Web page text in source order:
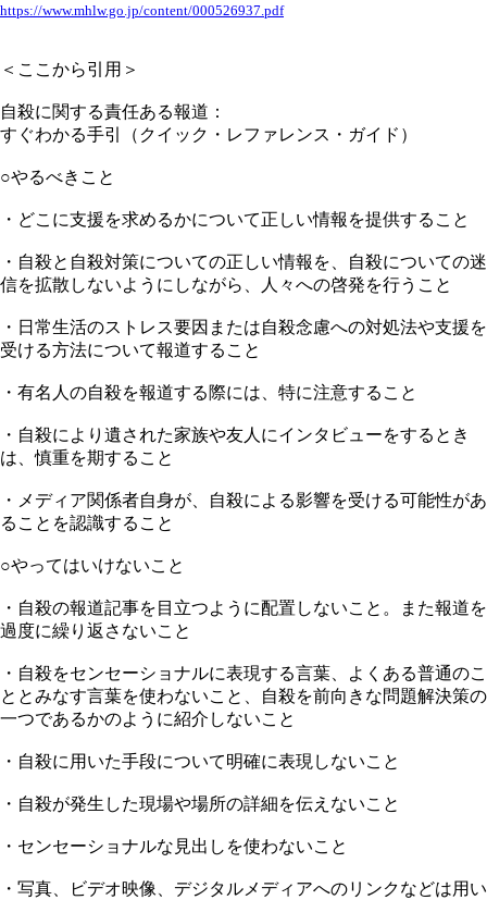
https://www.mhlw.go.jp/content/000526937.pdf
＜ここから引用＞
自殺に関する責任ある報道：
すぐわかる手引（クイック・レファレンス・ガイド）
○やるべきこと
・どこに支援を求めるかについて正しい情報を提供すること
・自殺と自殺対策についての正しい情報を、自殺についての迷
信を拡散しないようにしながら、人々への啓発を行うこと
・日常生活のストレス要因または自殺念慮への対処法や支援を
受ける方法について報道すること
・有名人の自殺を報道する際には、特に注意すること
・自殺により遺された家族や友人にインタビューをするとき
は、慎重を期すること
・メディア関係者自身が、自殺による影響を受ける可能性があ
ることを認識すること
○やってはいけないこと
・自殺の報道記事を目立つように配置しないこと。また報道を
過度に繰り返さないこと
・自殺をセンセーショナルに表現する言葉、よくある普通のこ
ととみなす言葉を使わないこと、自殺を前向きな問題解決策の
一つであるかのように紹介しないこと
・自殺に用いた手段について明確に表現しないこと
・自殺が発生した現場や場所の詳細を伝えないこと
・センセーショナルな見出しを使わないこと
・写真、ビデオ映像、デジタルメディアへのリンクなどは用い